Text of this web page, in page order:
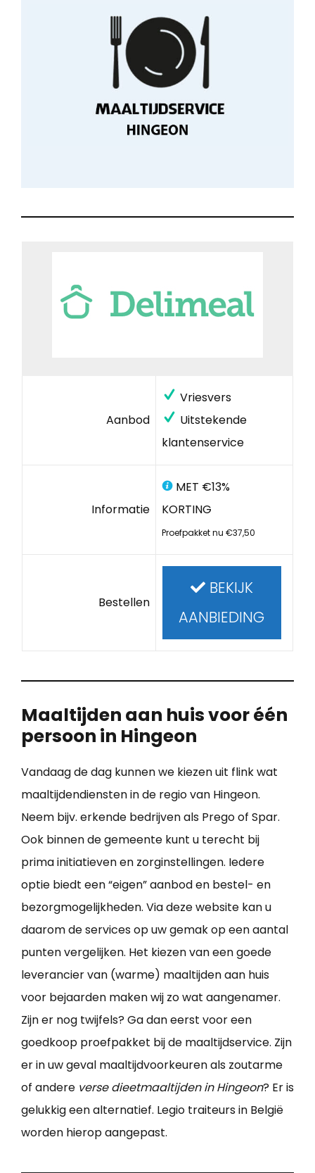
Aanbod
Vriesvers
Uitstekende
klantenservice
Informatie
MET €13%
KORTING
Proefpakket nu €37,50
Bestellen
BEKIJK
AANBIEDING
Maaltijden aan huis voor één
persoon in Hingeon
Vandaag de dag kunnen we kiezen uit flink wat
maaltijdendiensten in de regio van Hingeon.
Neem bijv. erkende bedrijven als Prego of Spar.
Ook binnen de gemeente kunt u terecht bij
prima initiatieven en zorginstellingen. Iedere
optie biedt een “eigen” aanbod en bestel- en
bezorgmogelijkheden. Via deze website kan u
daarom de services op uw gemak op een aantal
punten vergelijken. Het kiezen van een goede
leverancier van (warme) maaltijden aan huis
voor bejaarden maken wij zo wat aangenamer.
Zijn er nog twijfels? Ga dan eerst voor een
goedkoop proefpakket bij de maaltijdservice. Zijn
er in uw geval maaltijdvoorkeuren als zoutarme
of andere verse dieetmaaltijden in Hingeon? Er is
gelukkig een alternatief. Legio traiteurs in België
worden hierop aangepast.